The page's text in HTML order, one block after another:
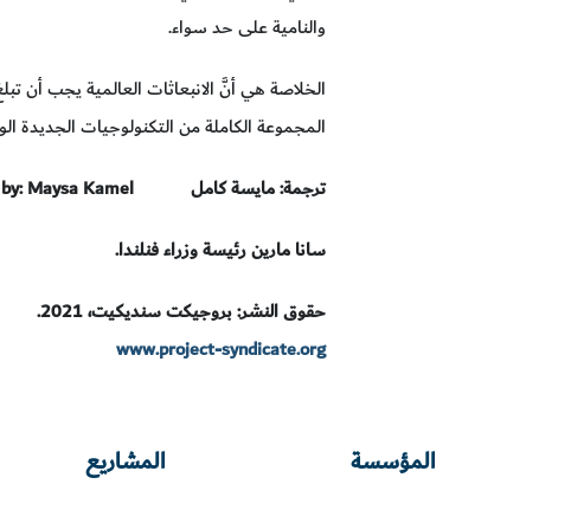
والنامية على حد سواء.
الخلاصة هي أنَّ الانبعاثات العالمية يجب أن
المجموعة الكاملة من التكنولوجيات
ترجمة: مايسة كامل
Maysa Kamel
سانا مارين رئيسة وزراء فنلندا.
حقوق النشر: بروجيكت سنديكيت، 2021.
www.project-syndicate.org
المؤسسة المشاريع